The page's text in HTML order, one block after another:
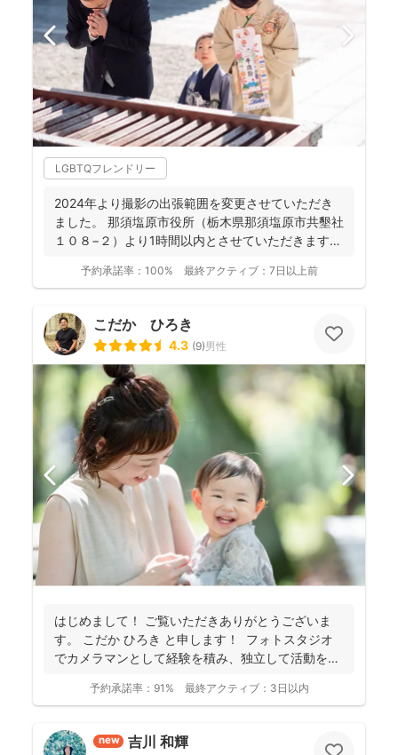
LGBTQフレンドリー
2024年より撮影の出張範囲を変更させていただき
ました。 那須塩原市役所（栃木県那須塩原市共墾社
１０８−２）より1時間以内とさせていただきます。
予約承諾率： 100% 最終アクティブ： 7日以上前
こだか ひろき
4.3 (9)男性
はじめまして！ ご覧いただきありがとうございま
す。 こだか ひろき と申します！ フォトスタジオ
でカメラマンとして経験を積み、独立して活動を始
予約承諾率： 91% 最終アクティブ： 3日以内
new 吉川 和輝